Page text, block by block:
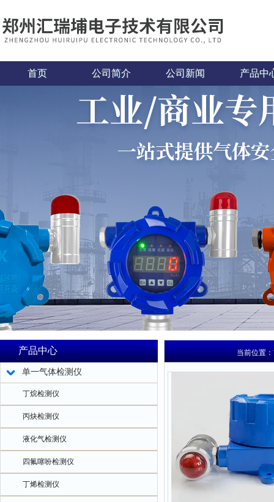
首页 公司简介 公司新闻 产品中
产品中心
单一气体检测仪
丁烷检测仪
丙炔检测仪
液化气检测仪
四氟噻吩检测仪
丁烯检测仪
当前位置：